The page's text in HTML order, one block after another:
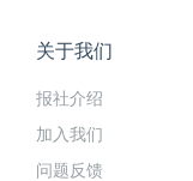
关于我们
报社介绍
加入我们
问题反馈